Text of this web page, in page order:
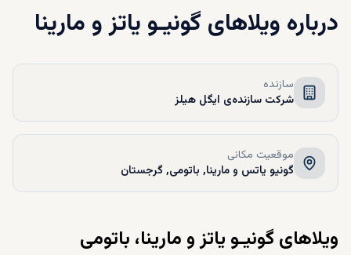
درباره ویلاهای گونیـو یاتز و مارینا
سازنده
شرکت سازنده‌ی ایگل هیلز
موقعیت مکانی
گونیو یاتس و مارینا, باتومی, گرجستان
ویلاهای گونیـو یاتز و مارینا، باتومی